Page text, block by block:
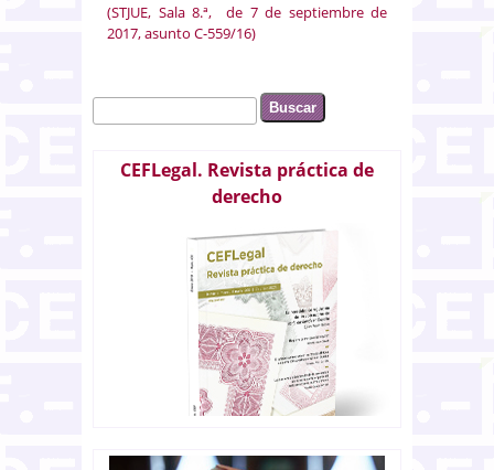
(STJUE, Sala 8.ª, de 7 de septiembre de
2017, asunto C-559/16)
Formulario de búsqueda
Buscar
CEFLegal. Revista práctica de
derecho